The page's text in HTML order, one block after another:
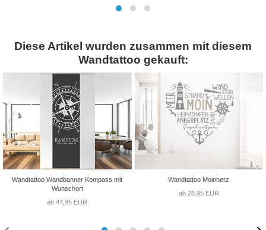
Diese Artikel wurden zusammen mit diesem
Wandtattoo gekauft:
Wandtattoo Wandbanner Kompass mit
Wunschort
ab 44,95 EUR
Wandtattoo Moinherz
ab 28,95 EUR